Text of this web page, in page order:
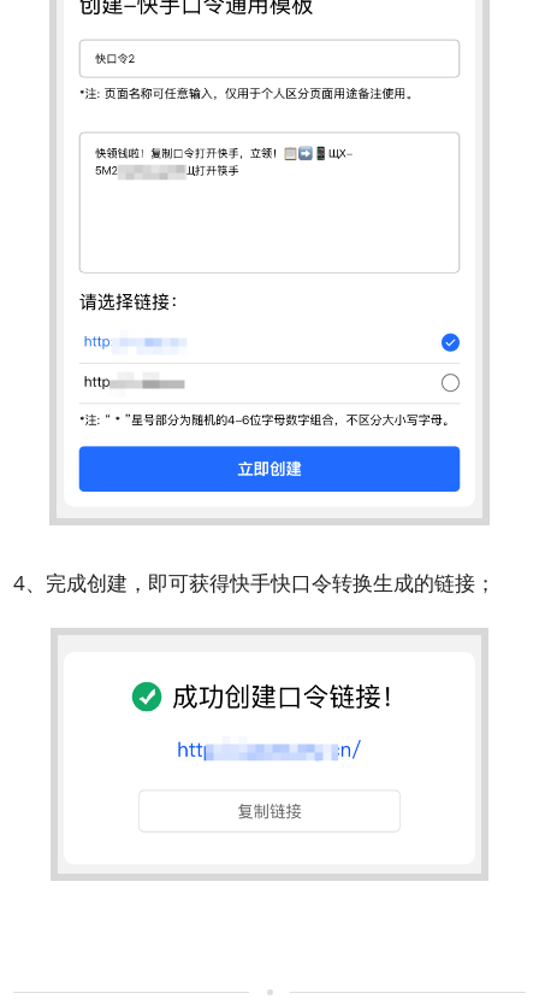
4、完成创建，即可获得快手快口令转换生成的链接；